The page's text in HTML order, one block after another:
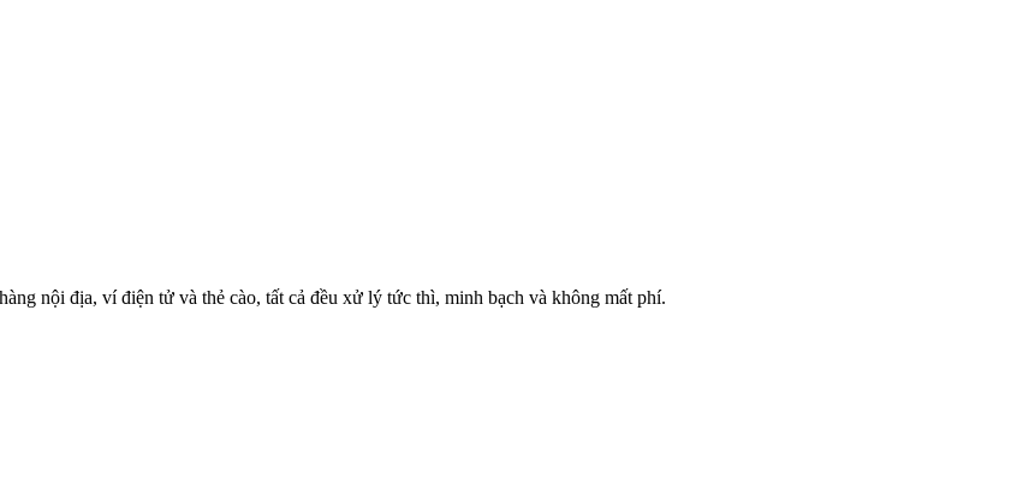
nội địa, ví điện tử và thẻ cào, tất cả đều xử lý tức thì, minh bạch và không mất phí.